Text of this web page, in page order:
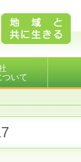
いて